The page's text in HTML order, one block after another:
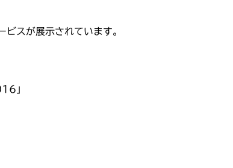
スが展示されています。
」